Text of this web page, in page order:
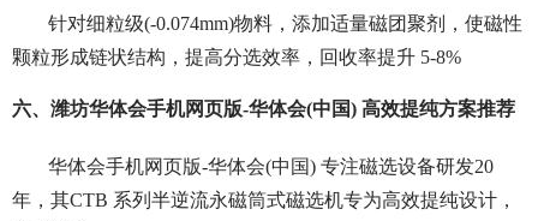
针对细粒级(-0.074mm)物料，添加适量磁团聚剂，使磁性
颗粒形成链状结构，提高分选效率，回收率提升 5-8%
六、潍坊华体会手机网页版-华体会(中国) 高效提纯方案推荐
华体会手机网页版-华体会(中国) 专注磁选设备研发20
年，其CTB 系列半逆流永磁筒式磁选机专为高效提纯设计，